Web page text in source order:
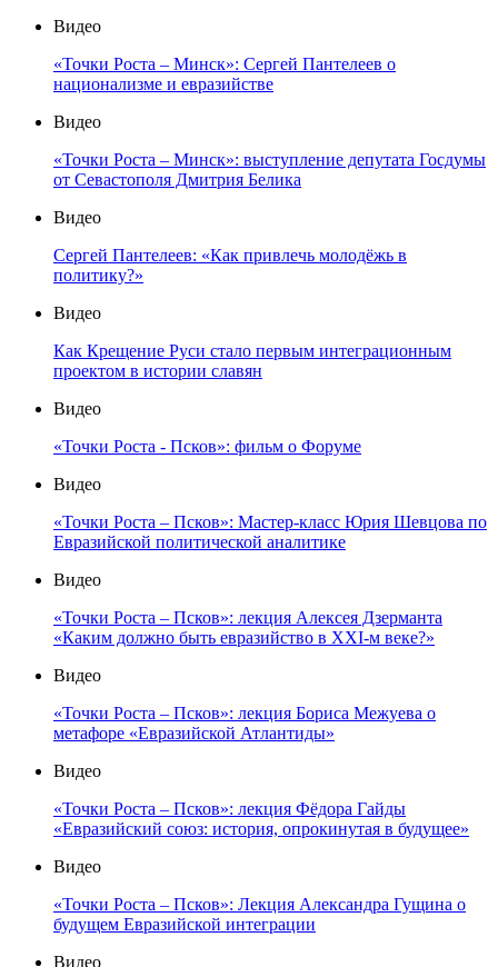
Видео
«Точки Роста – Минск»: Сергей Пантелеев о
национализме и евразийстве
Видео
«Точки Роста – Минск»: выступление депутата Госдумы
от Севастополя Дмитрия Белика
Видео
Сергей Пантелеев: «Как привлечь молодёжь в
политику?»
Видео
Как Крещение Руси стало первым интеграционным
проектом в истории славян
Видео
«Точки Роста - Псков»: фильм о Форуме
Видео
«Точки Роста – Псков»: Мастер-класс Юрия Шевцова по
Евразийской политической аналитике
Видео
«Точки Роста – Псков»: лекция Алексея Дзерманта
«Каким должно быть евразийство в XXI-м веке?»
Видео
«Точки Роста – Псков»: лекция Бориса Межуева о
метафоре «Евразийской Атлантиды»
Видео
«Точки Роста – Псков»: лекция Фёдора Гайды
«Евразийский союз: история, опрокинутая в будущее»
Видео
«Точки Роста – Псков»: Лекция Александра Гущина о
будущем Евразийской интеграции
Видео